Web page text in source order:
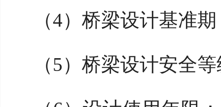
（4） 桥梁设计基准期
（5） 桥梁设计安全